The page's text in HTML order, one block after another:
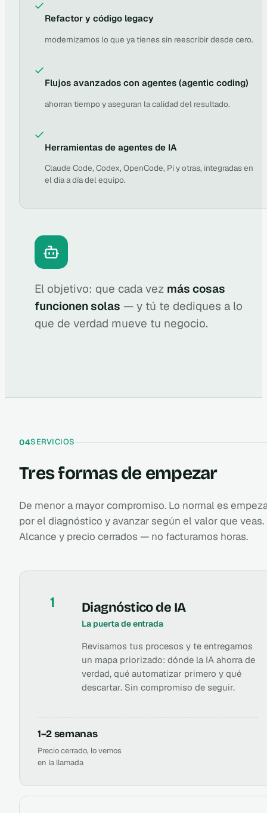
Refactor y código legacy
modernizamos lo que ya tienes sin reescribir desde cero.
Flujos avanzados con agentes (agentic coding)
ahorran tiempo y aseguran la calidad del resultado.
Herramientas de agentes de IA
Claude Code, Codex, OpenCode, Pi y otras, integradas en
el día a día del equipo.
El objetivo: que cada vez más cosas
funcionen solas — y tú te dediques a lo
que de verdad mueve tu negocio.
04SERVICIOS
Tres formas de empezar
De menor a mayor compromiso. Lo normal es
por el diagnóstico y avanzar según el valor que veas.
Alcance y precio cerrados — no facturamos horas.
1 Diagnóstico de IA
La puerta de entrada
Revisamos tus procesos y te entregamos
un mapa priorizado: dónde la IA ahorra de
verdad, qué automatizar primero y qué
descartar. Sin compromiso de seguir.
1–2 semanas
Precio cerrado, lo vemos
en la llamada